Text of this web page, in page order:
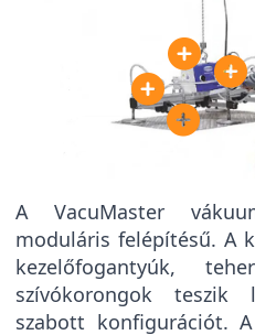
A VacuMaster
moduláris felépítésű. A
kezelőfogantyúk,
szívókorongok teszik
szabott konfigurációt.